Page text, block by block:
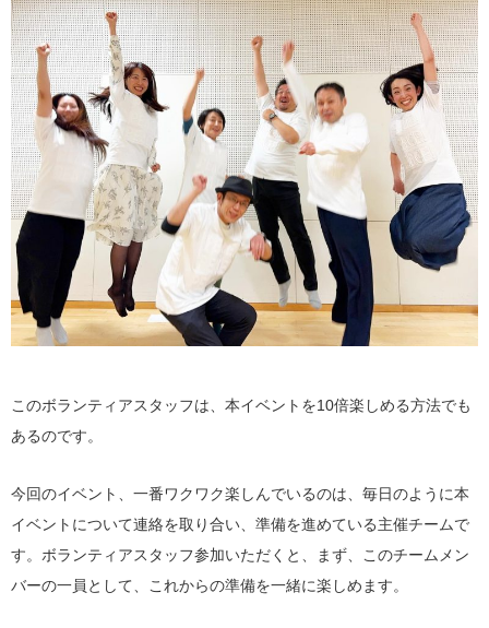
このボランティアスタッフは、本イベントを10倍楽しめる方法でも
あるのです。
今回のイベント、一番ワクワク楽しんでいるのは、毎日のように本
イベントについて連絡を取り合い、準備を進めている主催チームで
す。ボランティアスタッフ参加いただくと、まず、このチームメン
バーの一員として、これからの準備を一緒に楽しめます。